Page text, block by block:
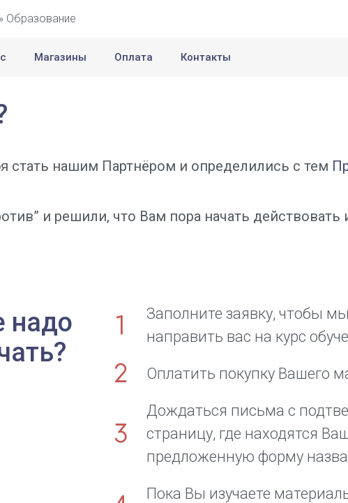
Образование
Магазины Оплата Контакты
стать нашим Партнёром и определились с тем
и решили, что Вам пора начать действовать
надо
Заполните заявку, чтобы
направить вас на курс
Оплатить покупку Вашего
Дождаться письма с
страницу, где находятся
предложенную форму
Пока Вы изучаете